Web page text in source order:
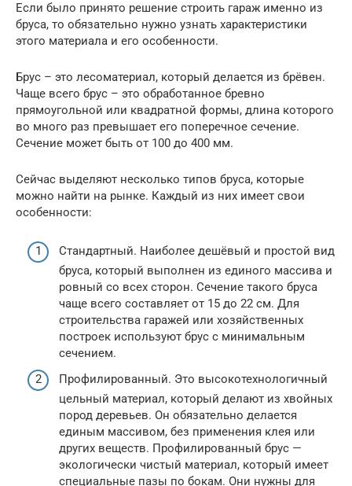
Если было принято решение строить гараж именно из
бруса, то обязательно нужно узнать характеристики
этого материала и его особенности.
Брус – это лесоматериал, который делается из брёвен.
Чаще всего брус – это обработанное бревно
прямоугольной или квадратной формы, длина которого
во много раз превышает его поперечное сечение.
Сечение может быть от 100 до 400 мм.
Сейчас выделяют несколько типов бруса, которые
можно найти на рынке. Каждый из них имеет свои
особенности:
Стандартный. Наиболее дешёвый и простой вид
бруса, который выполнен из единого массива и
ровный со всех сторон. Сечение такого бруса
чаще всего составляет от 15 до 22 см. Для
строительства гаражей или хозяйственных
построек используют брус с минимальным
сечением.
Профилированный. Это высокотехнологичный
цельный материал, который делают из хвойных
пород деревьев. Он обязательно делается
единым массивом, без применения клея или
других веществ. Профилированный брус —
экологически чистый материал, который имеет
специальные пазы по бокам. Они нужны для